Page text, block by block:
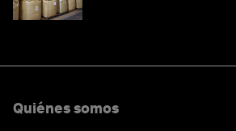
Quiénes somos